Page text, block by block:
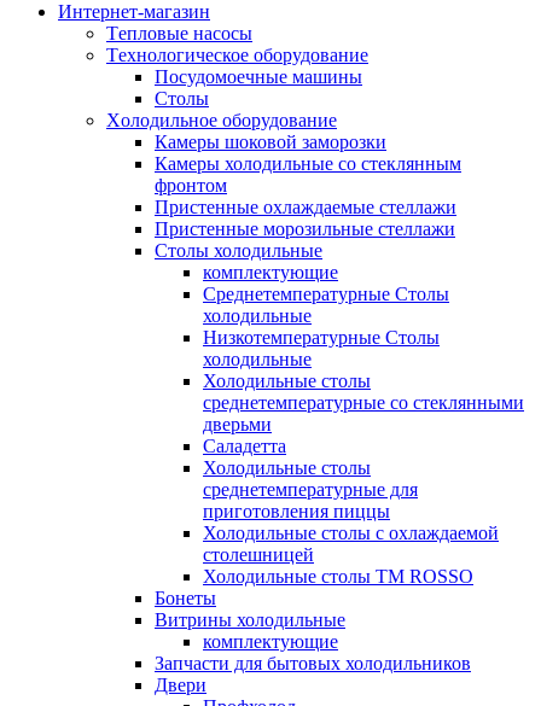
Интернет-магазин
Tепловые насосы
Tехнологическое оборудование
Посудомоечные машины
Столы
Xолодильное оборудование
Камеры шоковой заморозки
Камеры холодильные со стеклянным
фронтом
Пристенные охлаждаемые стеллажи
Пристенные морозильные стеллажи
Столы холодильные
комплектующие
Среднетемпературные Столы
холодильные
Низкотемпературные Столы
холодильные
Холодильные столы
среднетемпературные со стеклянными
дверьми
Саладетта
Холодильные столы
среднетемпературные для
приготовления пиццы
Холодильные столы с охлаждаемой
столешницей
Холодильные столы ТМ ROSSO
Бонеты
Витрины холодильные
комплектующие
Запчасти для бытовых холодильников
Двери